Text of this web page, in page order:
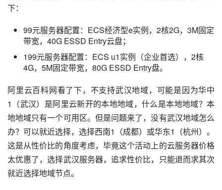
下：
99元服务器配置：ECS经济型e实例，2核2G，3M固定
带宽，40G ESSD Entry云盘；
199元服务器配置：ECS u1实例（企业首选），2核
4G，5M固定带宽，80G ESSD Entry盘。
阿里云百科网看了下，不支持武汉地域，可能是因为华中
1（武汉）是阿里云新开的本地地域，什么是本地地域？本
地地域只有一个可用区。但是问题来了，没有武汉地域怎么
办？可以就近选择，选择西南1（成都）或华东1（杭州）。
这是从性价比的角度考虑，毕竟这个活动上的云服务器价格
太优惠了，选择武汉服务器，追求性价比，只能退而求其次
就近选择地域节点。